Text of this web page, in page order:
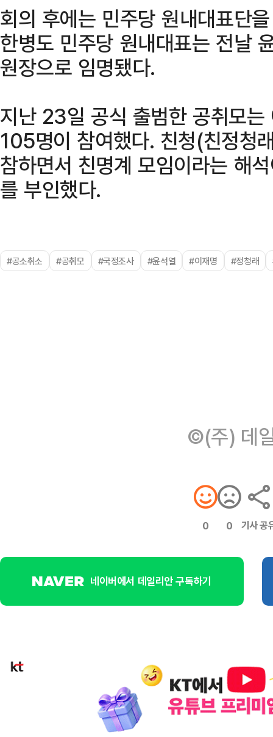
회의 후에는 민주당 원내대표단
한병도 민주당 원내대표는 전날
원장으로 임명됐다.
지난 23일 공식 출범한 공취모
105명이 참여했다. 친청(친정청
참하면서 친명계 모임이라는 해
를 부인했다.
#공소취소 #공취모 #국정조사 #윤석열 #이재명 #정청래
©(주) 데
0 0 기사 공
네이버에서 데일리안 구독하기